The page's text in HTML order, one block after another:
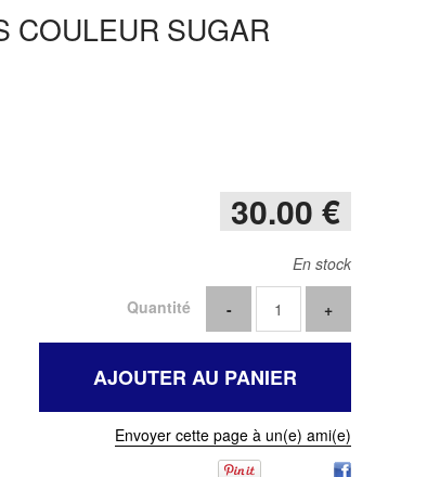
COULEUR SUGAR
30.00 €
En stock
Quantité
Envoyer cette page à un(e) ami(e)